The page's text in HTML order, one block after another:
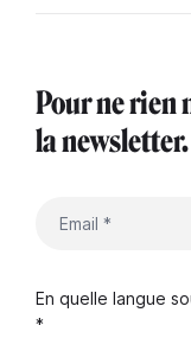
Pour ne rien
la newsletter.
En quelle langue
*